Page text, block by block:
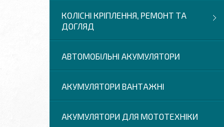
КОЛІСНІ КРІПЛЕННЯ, РЕМОНТ ТА
ДОГЛЯД
АВТОМОБІЛЬНІ АКУМУЛЯТОРИ
АКУМУЛЯТОРИ ВАНТАЖНІ
АКУМУЛЯТОРИ ДЛЯ МОТОТЕХНІКИ